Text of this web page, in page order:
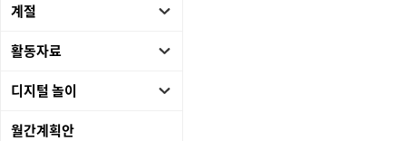
계절
활동자료
디지털 놀이
월간계획안